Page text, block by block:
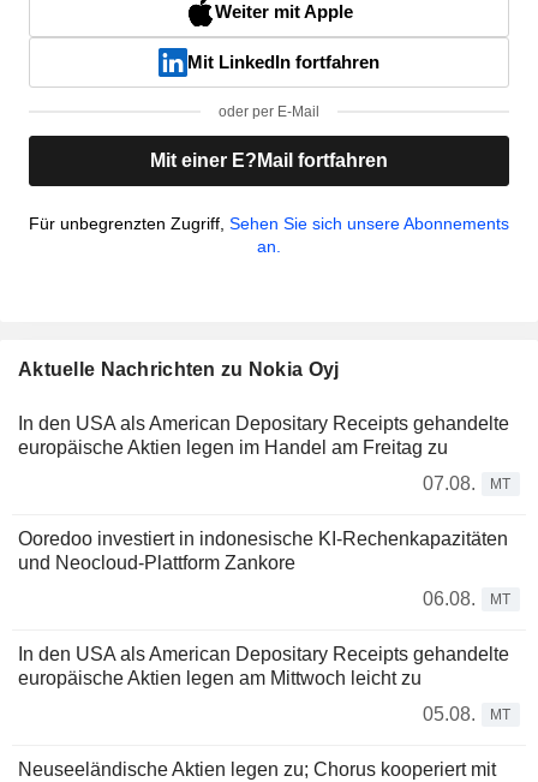
Weiter mit Apple
Mit LinkedIn fortfahren
oder per E-Mail
Mit einer E?Mail fortfahren
Für unbegrenzten Zugriff, Sehen Sie sich unsere Abonnements
an.
Aktuelle Nachrichten zu Nokia Oyj
In den USA als American Depositary Receipts gehandelte
europäische Aktien legen im Handel am Freitag zu
07.08.
MT
Ooredoo investiert in indonesische KI-Rechenkapazitäten
und Neocloud-Plattform Zankore
06.08.
MT
In den USA als American Depositary Receipts gehandelte
europäische Aktien legen am Mittwoch leicht zu
05.08.
MT
Neuseeländische Aktien legen zu; Chorus kooperiert mit